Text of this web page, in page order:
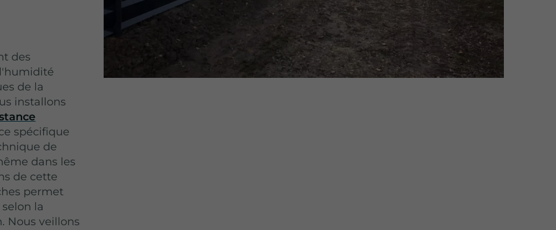
des
de la
installons
spécifique
de
dans les
de cette
permet
la
Nous veillons